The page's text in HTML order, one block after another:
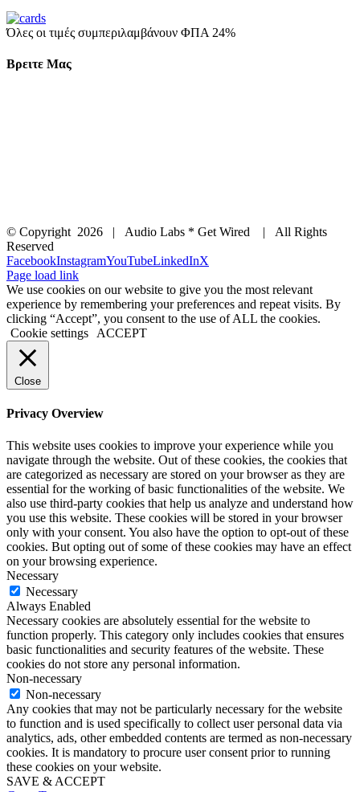
Όλες οι τιμές συμπεριλαμβάνουν ΦΠΑ 24%
Βρειτε Μας
© Copyright 2026 | Audio Labs * Get Wired | All Rights
Reserved
FacebookInstagramYouTubeLinkedInX
Page load link
We use cookies on our website to give you the most relevant
experience by remembering your preferences and repeat visits. By
clicking “Accept”, you consent to the use of ALL the cookies.
Cookie settings
ACCEPT
Close
Privacy Overview
This website uses cookies to improve your experience while you
navigate through the website. Out of these cookies, the cookies that
are categorized as necessary are stored on your browser as they are
essential for the working of basic functionalities of the website. We
also use third-party cookies that help us analyze and understand how
you use this website. These cookies will be stored in your browser
only with your consent. You also have the option to opt-out of these
cookies. But opting out of some of these cookies may have an effect
on your browsing experience.
Necessary
Necessary
Always Enabled
Necessary cookies are absolutely essential for the website to
function properly. This category only includes cookies that ensures
basic functionalities and security features of the website. These
cookies do not store any personal information.
Non-necessary
Non-necessary
Any cookies that may not be particularly necessary for the website
to function and is used specifically to collect user personal data via
analytics, ads, other embedded contents are termed as non-necessary
cookies. It is mandatory to procure user consent prior to running
these cookies on your website.
SAVE & ACCEPT